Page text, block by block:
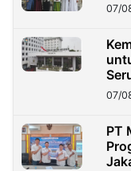
07/
07/
PT